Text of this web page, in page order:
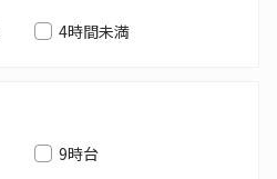
4時間未満
9時台